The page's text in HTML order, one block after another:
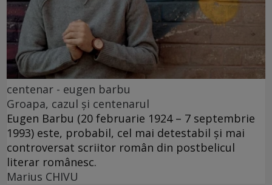
centenar - eugen barbu
Groapa, cazul și centenarul
Eugen Barbu (20 februarie 1924 – 7 septembrie
1993) este, probabil, cel mai detestabil și mai
controversat scriitor român din postbelicul
literar românesc.
Marius CHIVU